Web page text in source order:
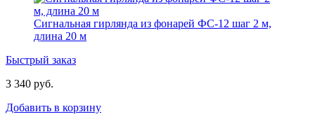
Сигнальная гирлянда из фонарей ФС-12 шаг 2 м,
длина 20 м
Быстрый заказ
3 340 руб.
Добавить в корзину